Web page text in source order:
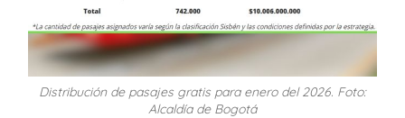
Distribución de pasajes gratis para enero del 2026. Foto:
Alcaldía de Bogotá